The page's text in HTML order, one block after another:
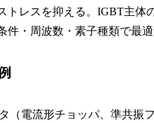
トレスを抑える。IGBT主体
件・周波数・素子種類で最
（電流形チョッパ、準共振